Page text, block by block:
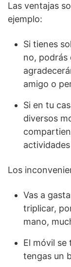
Las ventajas
ejemplo:
Si tienes
no, podrás
amigo o
Si en tu
diversos
Los
Vas a
triplicar,
mano,
El móvil se
tengas un